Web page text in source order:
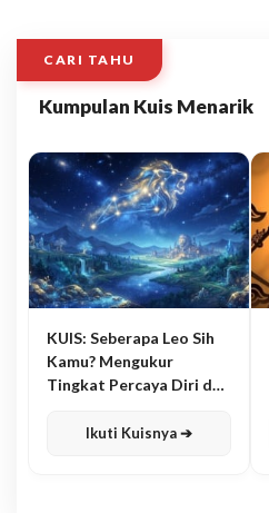
CARI TAHU
Kumpulan Kuis Menarik
KUIS: Seberapa Leo Sih
Kamu? Mengukur
Tingkat Percaya Diri dan
Ikuti Kuisnya ➔